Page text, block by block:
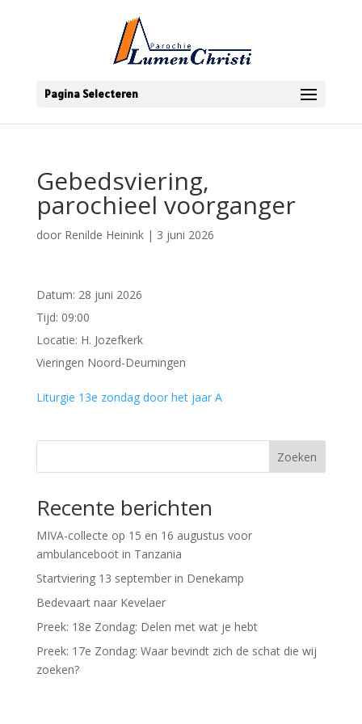
Pagina Selecteren
Gebedsviering,
parochieel voorganger
door Renilde Heinink| 3 juni 2026
Datum: 28 juni 2026
Tijd: 09:00
Locatie: H. Jozefkerk
Vieringen Noord-Deurningen
Liturgie 13e zondag door het jaar A
Zoeken
Recente berichten
MIVA-collecte op 15 en 16 augustus voor
ambulanceboot in Tanzania
Startviering 13 september in Denekamp
Bedevaart naar Kevelaer
Preek: 18e Zondag: Delen met wat je hebt
Preek: 17e Zondag: Waar bevindt zich de schat die wij
zoeken?